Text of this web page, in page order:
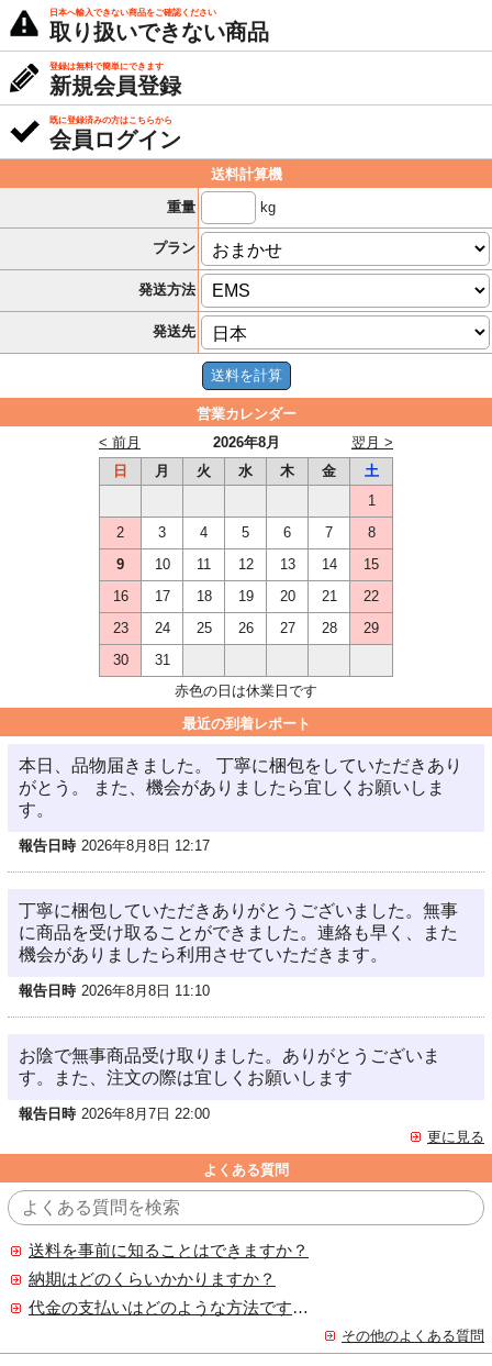
日本へ輸入できない商品をご確認ください
取り扱いできない商品
登録は無料で簡単にできます
新規会員登録
既に登録済みの方はこちらから
会員ログイン
送料計算機
重量
kg
プラン
発送方法
発送先
営業カレンダー
2026年8月
< 前月
翌月 >
日
月 火 水 木 金
土
1
2
3 4 5 6 7
8
9
10 11 12 13 14
15
16
17 18 19 20 21
22
23
24 25 26 27 28
29
30
31
赤色の日は休業日です
最近の到着レポート
本日、品物届きました。 丁寧に梱包をしていただきあり
がとう。 また、機会がありましたら宜しくお願いしま
す。
報告日時 2026年8月8日 12:17
丁寧に梱包していただきありがとうございました。無事
に商品を受け取ることができました。連絡も早く、また
機会がありましたら利用させていただきます。
報告日時 2026年8月8日 11:10
お陰で無事商品受け取りました。ありがとうございま
す。また、注文の際は宜しくお願いします
報告日時 2026年8月7日 22:00
更に見る
よくある質問
送料を事前に知ることはできますか？
納期はどのくらいかかりますか？
代金の支払いはどのような方法ですか？
その他のよくある質問